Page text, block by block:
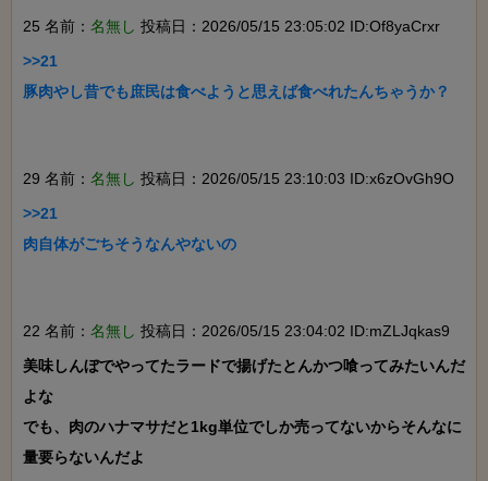
25 名前： 名無し 投稿日：2026/05/15 23:05:02 ID:Of8yaCrxr
>>21
豚肉やし昔でも庶民は食べようと思えば食べれたんちゃうか？
29 名前： 名無し 投稿日：2026/05/15 23:10:03 ID:x6zOvGh9O
>>21
肉自体がごちそうなんやないの
22 名前： 名無し 投稿日：2026/05/15 23:04:02 ID:mZLJqkas9
美味しんぼでやってたラードで揚げたとんかつ喰ってみたいんだ
よな
でも、肉のハナマサだと1kg単位でしか売ってないからそんなに
量要らないんだよ